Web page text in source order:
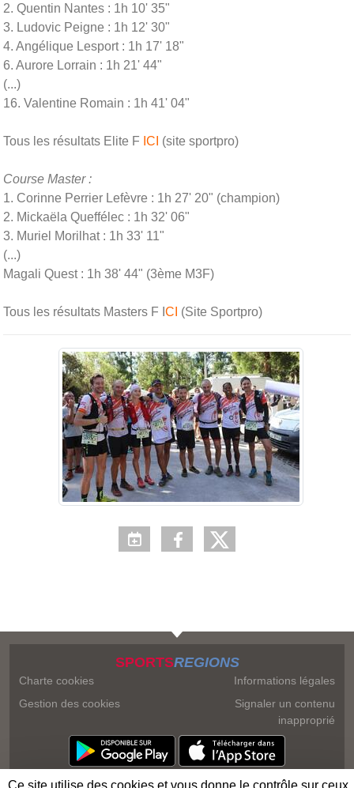
2. Quentin Nantes : 1h 10' 35"
3. Ludovic Peigne : 1h 12' 30"
4. Angélique Lesport : 1h 17' 18"
6. Aurore Lorrain : 1h 21' 44"
(...)
16. Valentine Romain : 1h 41' 04"
Tous les résultats Elite F ICI (site sportpro)
Course Master :
1. Corinne Perrier Lefèvre : 1h 27' 20" (champion)
2. Mickaëla Queffélec : 1h 32' 06"
3. Muriel Morilhat : 1h 33' 11"
(...)
Magali Quest : 1h 38' 44" (3ème M3F)
Tous les résultats Masters F I CI (Site Sportpro)
SPORTSREGIONS
Charte cookies
Gestion des cookies
Informations légales
Signaler un contenu
inapproprié
Ce site utilise des cookies et vous donne le contrôle sur ceux